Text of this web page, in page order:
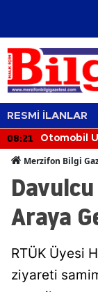
RESMİ İLANLAR
08:21
Otomobil
Merzifon Bilgi
Araya
RTÜK Üyesi
ziyareti